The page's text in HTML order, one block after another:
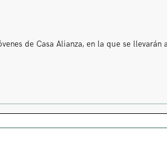
de Casa Alianza, en la que se